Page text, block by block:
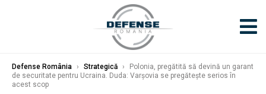
Defense România › Strategică ›
Polonia, pregătită să devină un garant
de securitate pentru Ucraina. Duda: Varșovia se pregătește serios în
acest scop